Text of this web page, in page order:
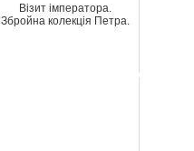
Візит імператора.
Збройна колекція Петра.